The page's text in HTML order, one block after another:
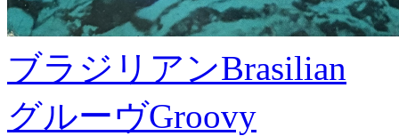
ブラジリアンBrasilian
グルーヴGroovy